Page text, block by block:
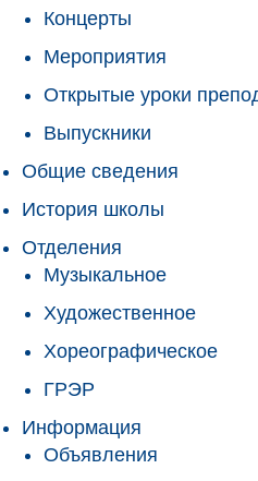
Концерты
Мероприятия
Открытые уроки
Выпускники
Общие сведения
История школы
Отделения
Музыкальное
Художественное
Хореографическое
ГРЭР
Информация
Объявления